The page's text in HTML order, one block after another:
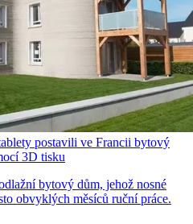
postavili ve Francii bytový
3D tisku
bytový dům, jehož nosné
obvyklých měsíců ruční práce.